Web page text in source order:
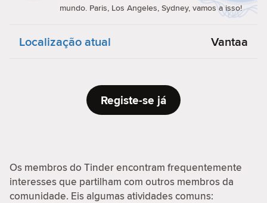
mundo. Paris, Los Angeles, Sydney, vamos a isso!
Localização atual Vantaa
Registe-se já
Os membros do Tinder encontram frequentemente
interesses que partilham com outros membros da
comunidade. Eis algumas atividades comuns: